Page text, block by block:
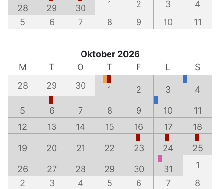
28 29 30 1 2 3
4
5
6 7 8 9 10 11
Oktober 2026
M
T O T F L
S
28
29 30 1 2 3 4
5 6 7 8 9 10
11
12
13 14 15 16 17 18
19 20 21 22 23 24 25
26 27 28 29 30 31
1
2
3 4 5 6 7 8